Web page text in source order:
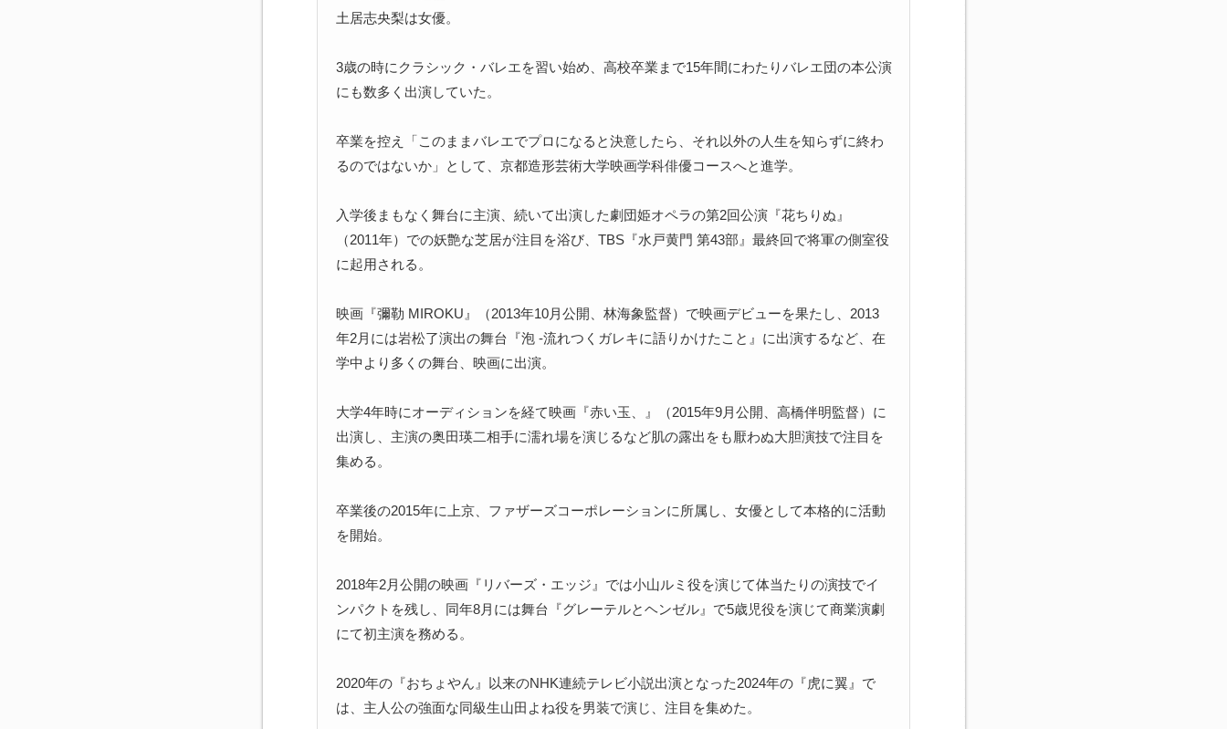
土居志央梨は女優。
3歳の時にクラシック・バレエを習い始め、高校卒業まで15年間にわたりバレエ団の本公演
にも数多く出演していた。
卒業を控え「このままバレエでプロになると決意したら、それ以外の人生を知らずに終わ
るのではないか」として、京都造形芸術大学映画学科俳優コースへと進学。
入学後まもなく舞台に主演、続いて出演した劇団姫オペラの第2回公演『花ちりぬ』
（2011年）での妖艶な芝居が注目を浴び、TBS『水戸黄門 第43部』最終回で将軍の側室役
に起用される。
映画『彌勒 MIROKU』（2013年10月公開、林海象監督）で映画デビューを果たし、2013
年2月には岩松了演出の舞台『泡 -流れつくガレキに語りかけたこと』に出演するなど、在
学中より多くの舞台、映画に出演。
大学4年時にオーディションを経て映画『赤い玉、』（2015年9月公開、高橋伴明監督）に
出演し、主演の奥田瑛二相手に濡れ場を演じるなど肌の露出をも厭わぬ大胆演技で注目を
集める。
卒業後の2015年に上京、ファザーズコーポレーションに所属し、女優として本格的に活動
を開始。
2018年2月公開の映画『リバーズ・エッジ』では小山ルミ役を演じて体当たりの演技でイ
ンパクトを残し、同年8月には舞台『グレーテルとヘンゼル』で5歳児役を演じて商業演劇
にて初主演を務める。
2020年の『おちょやん』以来のNHK連続テレビ小説出演となった2024年の『虎に翼』で
は、主人公の強面な同級生山田よね役を男装で演じ、注目を集めた。